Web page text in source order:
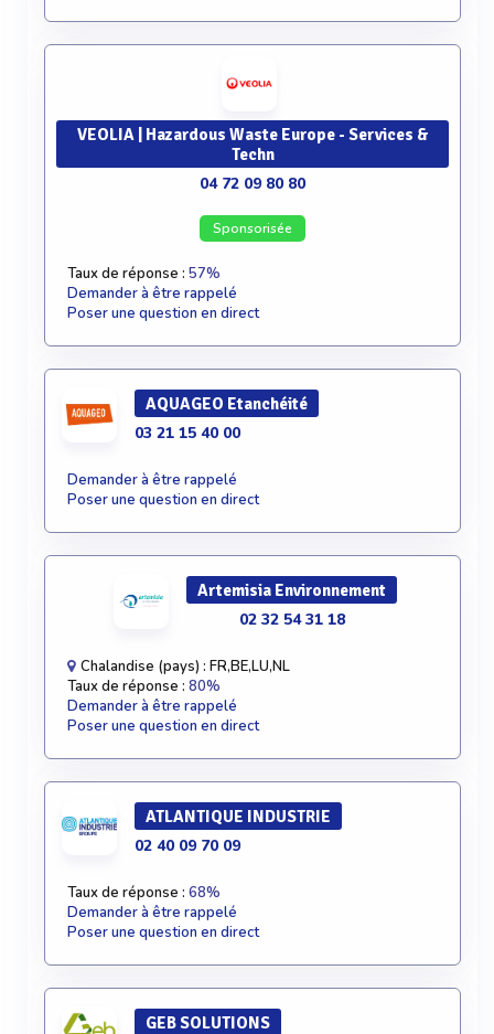
VEOLIA | Hazardous Waste Europe - Services &
Techn
04 72 09 80 80
Sponsorisée
Taux de réponse : 57%
Demander à être rappelé
Poser une question en direct
AQUAGEO Etanchéité
03 21 15 40 00
Demander à être rappelé
Poser une question en direct
Artemisia Environnement
02 32 54 31 18
Chalandise (pays) : FR,BE,LU,NL
Taux de réponse : 80%
Demander à être rappelé
Poser une question en direct
ATLANTIQUE INDUSTRIE
02 40 09 70 09
Taux de réponse : 68%
Demander à être rappelé
Poser une question en direct
GEB SOLUTIONS